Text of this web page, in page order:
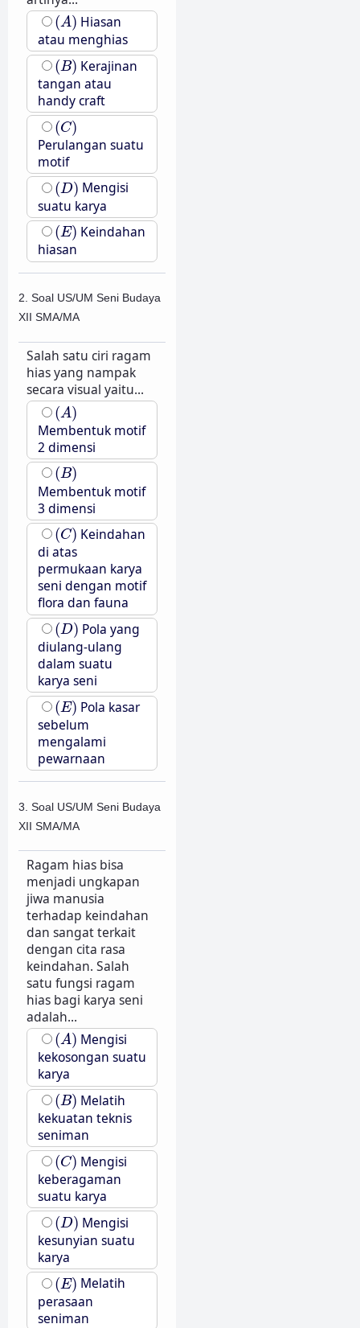
(A)
(A) Hiasan
atau menghias
(B)
(B) Kerajinan
tangan atau
handy craft
(C)
(C)
Perulangan suatu
motif
(D)
(D) Mengisi
suatu karya
(E)
(E) Keindahan
hiasan
2. Soal US/UM Seni Budaya
XII SMA/MA
Salah satu ciri ragam
hias yang nampak
secara visual yaitu...
(A)
(A)
Membentuk motif
2 dimensi
(B)
(B)
Membentuk motif
3 dimensi
(C)
(C) Keindahan
di atas
permukaan karya
seni dengan motif
flora dan fauna
(D)
(D) Pola yang
diulang-ulang
dalam suatu
karya seni
(E)
(E) Pola kasar
sebelum
mengalami
pewarnaan
3. Soal US/UM Seni Budaya
XII SMA/MA
Ragam hias bisa
menjadi ungkapan
jiwa manusia
terhadap keindahan
dan sangat terkait
dengan cita rasa
keindahan. Salah
satu fungsi ragam
hias bagi karya seni
adalah...
(A)
(A) Mengisi
kekosongan suatu
karya
(B)
(B) Melatih
kekuatan teknis
seniman
(C)
(C) Mengisi
keberagaman
suatu karya
(D)
(D) Mengisi
kesunyian suatu
karya
(E)
(E) Melatih
perasaan
seniman